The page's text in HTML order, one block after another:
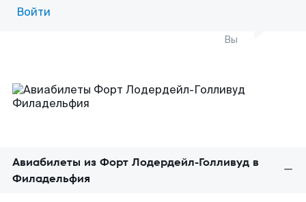
Войти
Вы
Авиабилеты из Форт Лодердейл-Голливуд в
Филадельфия